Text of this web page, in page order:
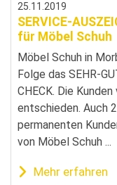
25.11.2019
SERVICE-
für Möbel Schuh
Möbel Schuh in
Folge das SEHR-
CHECK. Die
entschieden. Auch
permanenten
von Möbel Schuh ...
Mehr erfahren